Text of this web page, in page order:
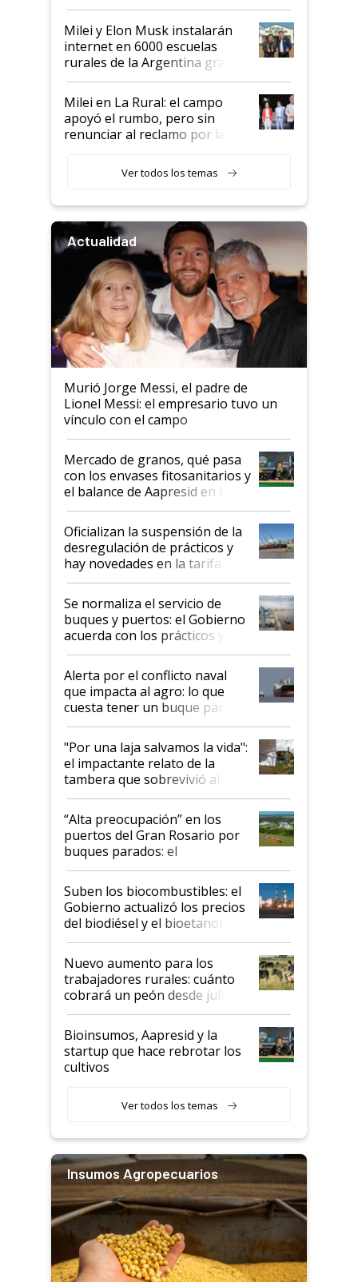
Milei y Elon Musk instalarán
internet en 6000 escuelas
rurales de la Argentina gracias
a un acuerdo con Starlink
Milei en La Rural: el campo
apoyó el rumbo, pero sin
renunciar al reclamo por las
Ver todos los temas
Actualidad
Murió Jorge Messi, el padre de
Lionel Messi: el empresario tuvo un
vínculo con el campo
Mercado de granos, qué pasa
con los envases fitosanitarios y
el balance de Aapresid en La
Posta
Oficializan la suspensión de la
desregulación de prácticos y
hay novedades en la tarifa de
la hidrovía
Se normaliza el servicio de
buques y puertos: el Gobierno
acuerda con los prácticos y
suspende el decreto de
desregulación
Alerta por el conflicto naval
que impacta al agro: lo que
cuesta tener un buque parado
y el peligro de que Argentina
pase a ser "país sucio"
"Por una laja salvamos la vida":
el impactante relato de la
tambera que sobrevivió al
tornado
“Alta preocupación” en los
puertos del Gran Rosario por
buques parados: el
funcionamiento de las
exportadoras en tensión tras
la medida de fuerza de los
prácticos
Suben los biocombustibles: el
Gobierno actualizó los precios
del biodiésel y el bioetanol
Nuevo aumento para los
trabajadores rurales: cuánto
cobrará un peón desde julio
Bioinsumos, Aapresid y la
startup que hace rebrotar los
cultivos
Ver todos los temas
Insumos Agropecuarios